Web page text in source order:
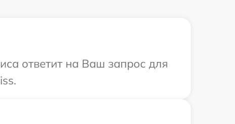
ответит на Ваш запрос для